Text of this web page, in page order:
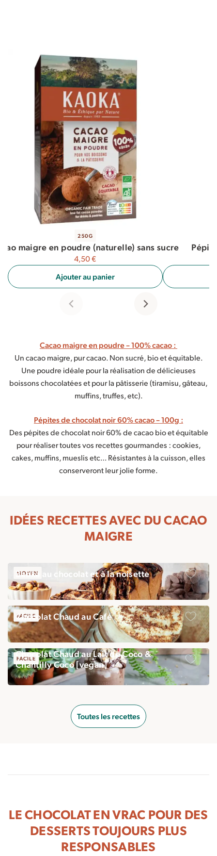
250G
maigre en poudre (naturelle) sans sucre
4,50€
Ajouter au panier
Cacao maigre en poudre – 100% cacao :
Un cacao maigre, pur cacao. Non sucré, bio et équitable.
Une poudre idéale pour la réalisation de délicieuses
boissons chocolatées et pour la pâtisserie (tiramisu, gâteau,
muffins, truffes, etc).
Pépites de chocolat noir 60% cacao – 100g :
Des pépites de chocolat noir 60% de cacao bio et équitable
pour réaliser toutes vos recettes gourmandes : cookies,
cakes, muffins, mueslis etc… Résistantes à la cuisson, elles
conserveront leur jolie forme.
IDÉES RECETTES AVEC DU CACAO
MAIGRE
MOYEN
Babka au chocolat et à la noisette
FACILE
Chocolat Chaud au Café
FACILE
Chocolat Chaud au Lait de Coco &
Chantilly Coco [vegan]
Toutes les recettes
LE CHOCOLAT EN VRAC POUR DES
DESSERTS TOUJOURS PLUS
RESPONSABLES